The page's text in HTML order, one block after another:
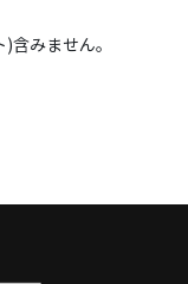
みません。